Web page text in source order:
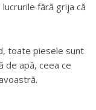
fără grija că
toate piesele sunt
de apă, ceea ce